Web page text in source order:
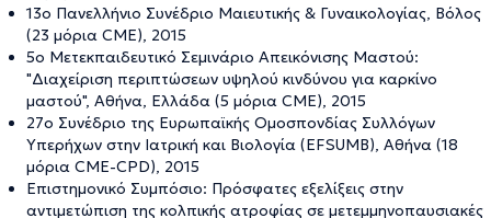
13ο Πανελλήνιο Συνέδριο Μαιευτικής & Γυναικολογίας, Βόλος
(23 μόρια CME), 2015
5ο Μετεκπαιδευτικό Σεμινάριο Απεικόνισης Μαστού:
"Διαχείριση περιπτώσεων υψηλού κινδύνου για καρκίνο
μαστού", Αθήνα, Ελλάδα (5 μόρια CME), 2015
27ο Συνέδριο της Ευρωπαϊκής Ομοσπονδίας Συλλόγων
Υπερήχων στην Ιατρική και Βιολογία (EFSUMB), Αθήνα (18
μόρια CME-CPD), 2015
Επιστημονικό Συμπόσιο: Πρόσφατες εξελίξεις στην
αντιμετώπιση της κολπικής ατροφίας σε μετεμμηνοπαυσιακές